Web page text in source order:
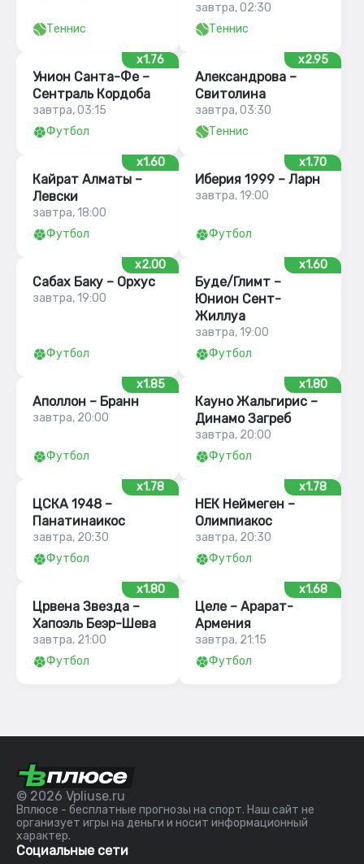
Теннис
завтра, 02:30
Теннис
x1.76
Унион Санта-Фе –
Сентраль Кордоба
завтра, 03:15
Футбол
x2.95
Александрова –
Свитолина
завтра, 03:30
Теннис
x1.60
Кайрат Алматы –
Левски
завтра, 18:00
Футбол
x1.70
Иберия 1999 – Ларн
завтра, 19:00
Футбол
x2.00
Сабах Баку – Орхус
завтра, 19:00
Футбол
x1.60
Буде/Глимт –
Юнион Сент-
Жиллуа
завтра, 19:00
Футбол
x1.85
Аполлон – Бранн
завтра, 20:00
Футбол
x1.80
Кауно Жальгирис –
Динамо Загреб
завтра, 20:00
Футбол
x1.78
ЦСКА 1948 –
Панатинаикос
завтра, 20:30
Футбол
x1.78
НЕК Неймеген –
Олимпиакос
завтра, 20:30
Футбол
x1.80
Црвена Звезда –
Хапоэль Беэр-Шева
завтра, 21:00
Футбол
x1.68
Целе – Арарат-
Армения
завтра, 21:15
Футбол
© 2026 Vpliuse.ru
Вплюсе - бесплатные прогнозы на спорт. Наш сайт не
организует игры на деньги и носит информационный
характер.
Социальные сети